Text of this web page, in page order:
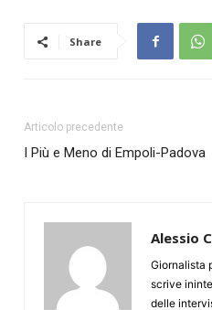
Share
Articolo precedente
I Più e Meno di Empoli-Padova
Alessio
Giornalista
scrive
delle